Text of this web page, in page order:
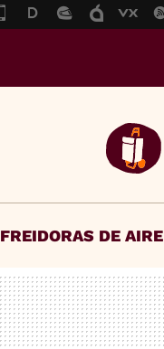
FREIDORAS DE AIRE